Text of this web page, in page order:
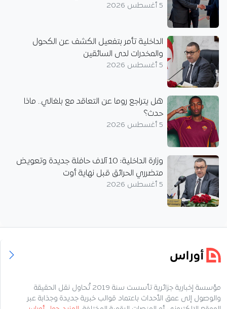
5 أغسطس 2026
الداخلية تأمر بتفعيل الكشف عن الكحول
والمخدرات لدى السائقين
5 أغسطس 2026
هل يتراجع روما عن التعاقد مع بلغالي.. ماذا
حدث؟
5 أغسطس 2026
وزارة الداخلية: 10 آلاف حافلة جديدة وتعويض
متضرري الحرائق قبل نهاية أوت
5 أغسطس 2026
مؤسسة إخبارية جزائرية تأسست سنة 2019 تُحاول نقل الحقيقة
والوصول إلى عمق الأحداث باعتماد قوالب خبرية جديدة وجذابة عبر